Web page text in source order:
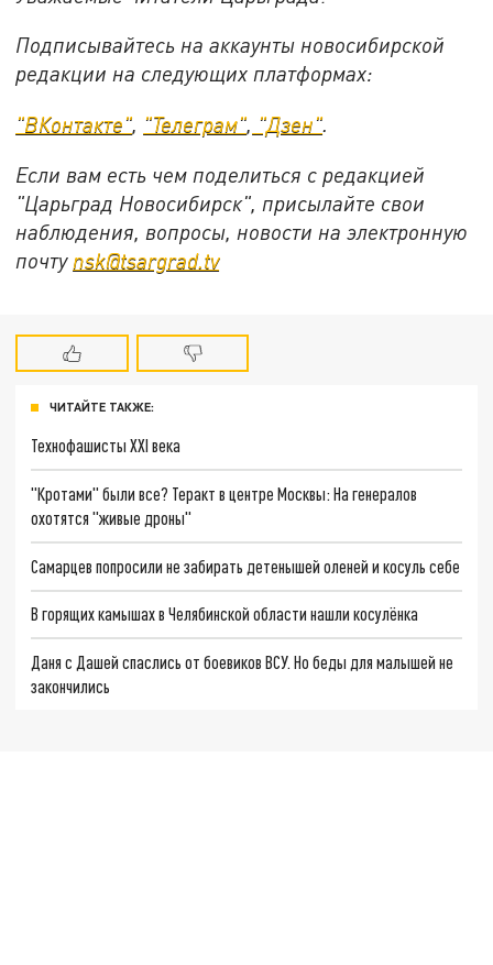
Подписывайтесь на аккаунты новосибирской
редакции на следующих платформах:
"ВКонтакте", "Телеграм", "Дзен".
Если вам есть чем поделиться с редакцией
"Царьград Новосибирск", присылайте свои
наблюдения, вопросы, новости на электронную
почту nsk@tsargrad.tv
ЧИТАЙТЕ ТАКЖЕ:
Технофашисты XXI века
"Кротами" были все? Теракт в центре Москвы: На генералов
охотятся "живые дроны"
Самарцев попросили не забирать детенышей оленей и косуль себе
В горящих камышах в Челябинской области нашли косулёнка
Даня с Дашей спаслись от боевиков ВСУ. Но беды для малышей не
закончились